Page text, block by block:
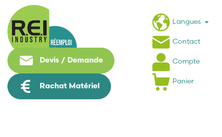
Devis / Demande
Rachat Matériel
Langues
Contact
Compte
Panier